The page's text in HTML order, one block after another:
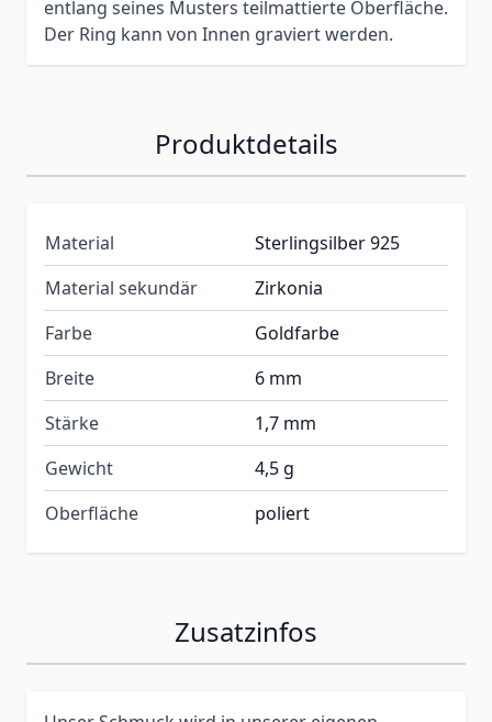
entlang seines Musters teilmattierte Oberfläche.
Der Ring kann von Innen graviert werden.
Produktdetails
Material
Sterlingsilber 925
Material sekundär
Zirkonia
Farbe
Goldfarbe
Breite
6 mm
Stärke
1,7 mm
Gewicht
4,5 g
Oberfläche
poliert
Zusatzinfos